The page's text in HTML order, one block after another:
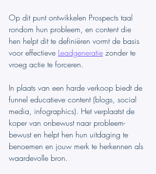
Op dit punt ontwikkelen Prospects taal
rondom hun probleem, en content die
hen helpt dit te definiëren vormt de basis
voor effectieve Leadgeneratie zonder te
vroeg actie te forceren.
In plaats van een harde verkoop biedt de
funnel educatieve content (blogs, social
media, infographics). Het verplaatst de
koper van onbewust naar probleem-
bewust en helpt hen hun uitdaging te
benoemen en jouw merk te herkennen als
waardevolle bron.